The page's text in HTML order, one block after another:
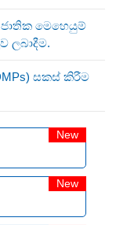
ජාතික මෙහෙයුම්
ලබාදීම.
සකස් කිරීම
New
New